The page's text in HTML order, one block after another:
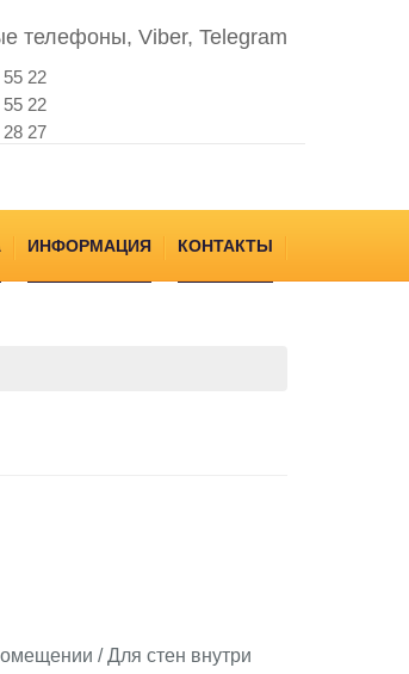
телефоны, Viber, Telegram
22
22
27
ИНФОРМАЦИЯ КОНТАКТЫ
/ Для стен внутри